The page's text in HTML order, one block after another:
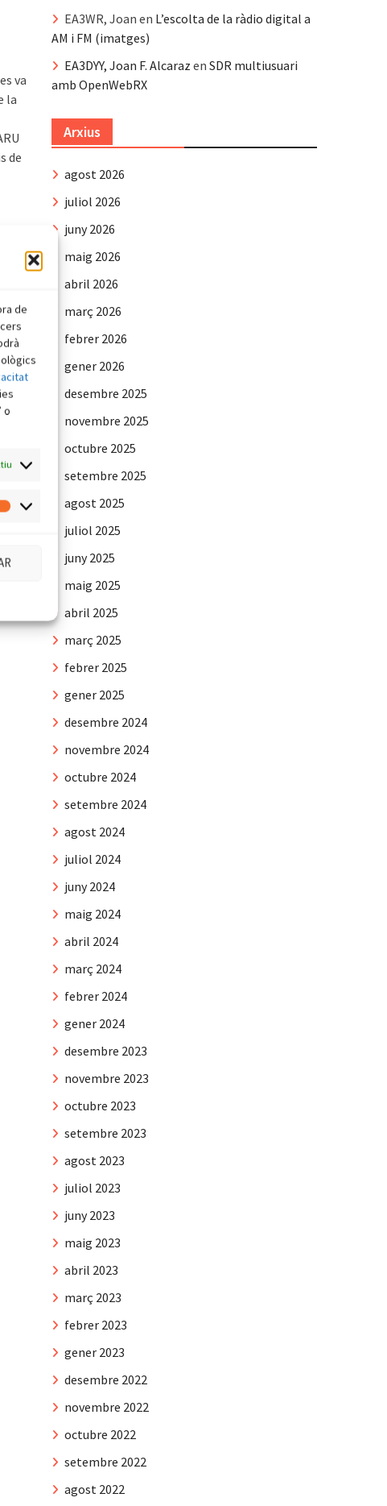
de
o
Màrqueting
va
la
de
EA3WR, Joan en L’escolta de la ràdio digital a
AM i FM (imatges)
EA3DYY, Joan F. Alcaraz en SDR multiusuari
amb OpenWebRX
Arxius
agost 2026
juliol 2026
juny 2026
maig 2026
abril 2026
març 2026
febrer 2026
gener 2026
desembre 2025
novembre 2025
octubre 2025
setembre 2025
agost 2025
juliol 2025
juny 2025
maig 2025
abril 2025
març 2025
febrer 2025
gener 2025
desembre 2024
novembre 2024
octubre 2024
setembre 2024
agost 2024
juliol 2024
juny 2024
maig 2024
abril 2024
març 2024
febrer 2024
gener 2024
desembre 2023
novembre 2023
octubre 2023
setembre 2023
agost 2023
juliol 2023
juny 2023
maig 2023
abril 2023
març 2023
febrer 2023
gener 2023
desembre 2022
novembre 2022
octubre 2022
setembre 2022
agost 2022